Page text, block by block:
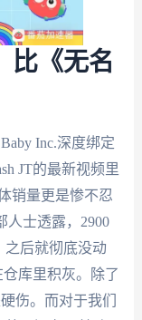
比《无名
Inc.深度绑定
JT的最新视频里
销量更是惨不忍
人士透露，2900
之后就彻底没动
库里积灰。除了
伤。而对于我们